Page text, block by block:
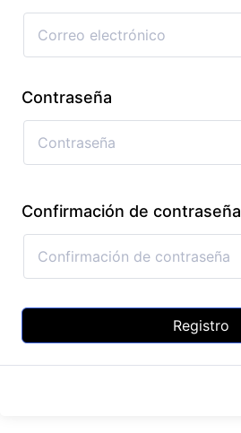
Contraseña
Confirmación de contraseña
Registro